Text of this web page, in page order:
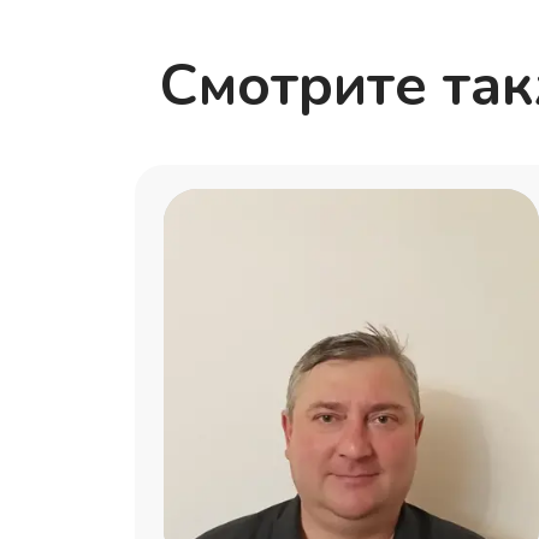
Смотрите